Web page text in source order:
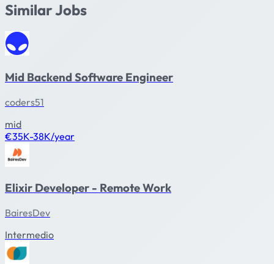
Similar Jobs
Mid Backend Software Engineer
coders51
mid
€35K-38K/year
Elixir Developer - Remote Work
BairesDev
Intermedio